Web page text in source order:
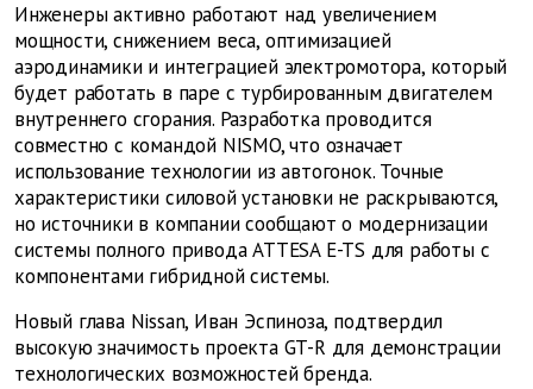
Инженеры активно работают над увеличением
мощности, снижением веса, оптимизацией
аэродинамики и интеграцией электромотора, который
будет работать в паре с турбированным двигателем
внутреннего сгорания. Разработка проводится
совместно с командой NISMO, что означает
использование технологии из автогонок. Точные
характеристики силовой установки не раскрываются,
но источники в компании сообщают о модернизации
системы полного привода ATTESA E-TS для работы с
компонентами гибридной системы.
Новый глава Nissan, Иван Эспиноза, подтвердил
высокую значимость проекта GT-R для демонстрации
технологических возможностей бренда.